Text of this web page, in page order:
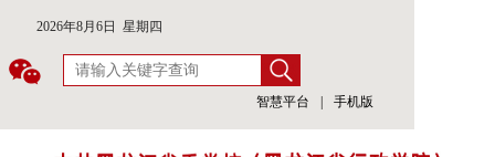
2026年8月6日 星期四
智慧平台 手机版